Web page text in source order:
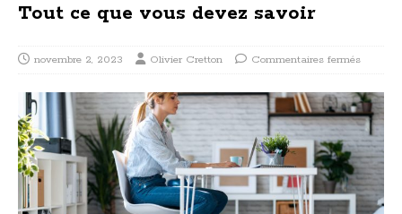
Tout ce que vous devez savoir
novembre 2, 2023 Olivier Cretton Commentaires fermés